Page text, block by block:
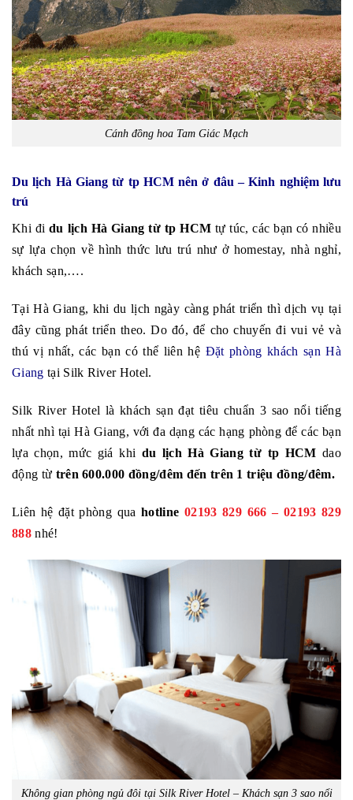
Cánh đồng hoa Tam Giác Mạch
Du lịch Hà Giang từ tp HCM nên ở đâu – Kinh nghiệm lưu
trú
Khi đidu lịch Hà Giang từ tp HCM tự túc, các bạn có nhiều
sự lựa chọn về hình thức lưu trú như ở homestay, nhà nghỉ,
khách sạn,….
Tại Hà Giang, khi du lịch ngày càng phát triển thì dịch vụ tại
đây cũng phát triển theo. Do đó, để cho chuyến đi vui vẻ và
thú vị nhất, các bạn có thể liên hệ Đặt phòng khách sạn Hà
Giang tại Silk River Hotel.
Silk River Hotel là khách sạn đạt tiêu chuẩn 3 sao nổi tiếng
nhất nhì tại Hà Giang, với đa dạng các hạng phòng để các bạn
lựa chọn, mức giá khi du lịch Hà Giang từ tp HCM dao
động từ trên 600.000 đồng/đêm đến trên 1 triệu đồng/đêm.
Liên hệ đặt phòng quahotline 02193 829 666 – 02193 829
888nhé!
Không gian phòng ngủ đôi tại Silk River Hotel – Khách sạn 3 sao nổi